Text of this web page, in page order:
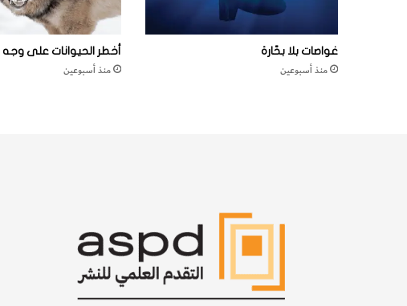
غواصات بلا بحّارة
منذ أسبوعين
أخطر الحيوانات على وجه
منذ أسبوعين